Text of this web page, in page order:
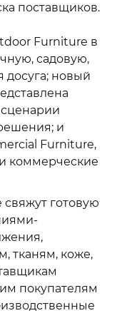
поставщиков.
Furniture в
садовую,
досуга; новый
и
Furniture,
коммерческие
свяжут готовую
тканям, коже,
покупателям